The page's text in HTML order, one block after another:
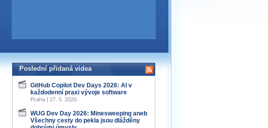
Poslední přidaná videa
GitHub Copilot Dev Days 2026: AI v
každodenní praxi vývoje software
Praha | 27. 5. 2026
WUG Dev Day 2026: Minesweeping aneb
Všechny cesty do pekla jsou dlážděny